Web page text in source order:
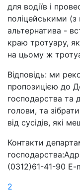
для водіїв і
поліцейськими
альтернатива -
краю тротуару,
на цьому ж
Відповідь: ми
пропозицією до
господарства та
голови, та
від сусідів, які
Контакти
(0312)61-41-90 E-
2